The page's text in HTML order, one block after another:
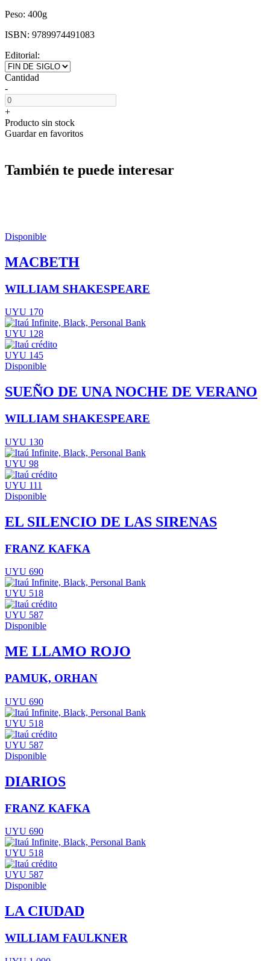
Peso: 400g
ISBN: 9789974491083
Editorial:
Cantidad
-
+
Producto sin stock
Guardar en favoritos
También te puede interesar
Disponible
MACBETH
WILLIAM SHAKESPEARE
UYU 170
UYU 128
UYU 145
Disponible
SUEÑO DE UNA NOCHE DE VERANO
WILLIAM SHAKESPEARE
UYU 130
UYU 98
UYU 111
Disponible
EL SILENCIO DE LAS SIRENAS
FRANZ KAFKA
UYU 690
UYU 518
UYU 587
Disponible
ME LLAMO ROJO
PAMUK, ORHAN
UYU 690
UYU 518
UYU 587
Disponible
DIARIOS
FRANZ KAFKA
UYU 690
UYU 518
UYU 587
Disponible
LA CIUDAD
WILLIAM FAULKNER